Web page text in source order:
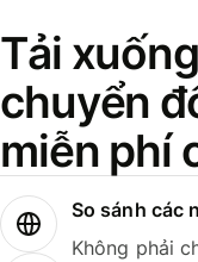
Tải
chuyển
miễn phí
So sánh các
Không phải